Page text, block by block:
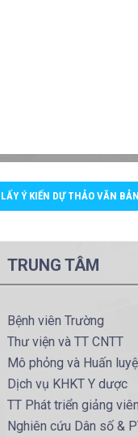
LẤY Ý KIẾN DỰ THẢO VĂN
TRUNG TÂM
Bệnh viên Trường
Thư viện và TT CNTT
Mô phỏng và Huấn
Dịch vụ KHKT Y dược
TT Phát triển giảng
Nghiên cứu Dân số &